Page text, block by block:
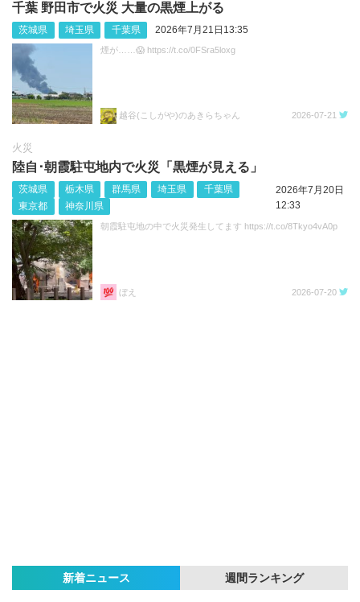
千葉 野田市で火災 大量の黒煙上がる
茨城県 埼玉県 千葉県 2026年7月21日13:35
煙が……😱 https://t.co/0FSra5loxg
越谷(こしがや)のあきらちゃん 2026-07-21
火災
陸自･朝霞駐屯地内で火災「黒煙が見える」
茨城県 栃木県 群馬県 埼玉県
千葉県
東京都
神奈川県
2026年7月20日
12:33
朝霞駐屯地の中で火災発生してます https://t.co/8Tkyo4vA0p
ぼえ 2026-07-20
新着ニュース 週間ランキング